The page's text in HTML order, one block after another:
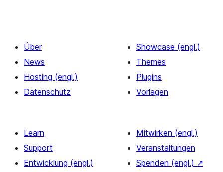
Über
News
Hosting (engl.)
Datenschutz
Showcase (engl.)
Themes
Plugins
Vorlagen
Learn
Support
Entwicklung (engl.)
Mitwirken (engl.)
Veranstaltungen
Spenden (engl.) ↗